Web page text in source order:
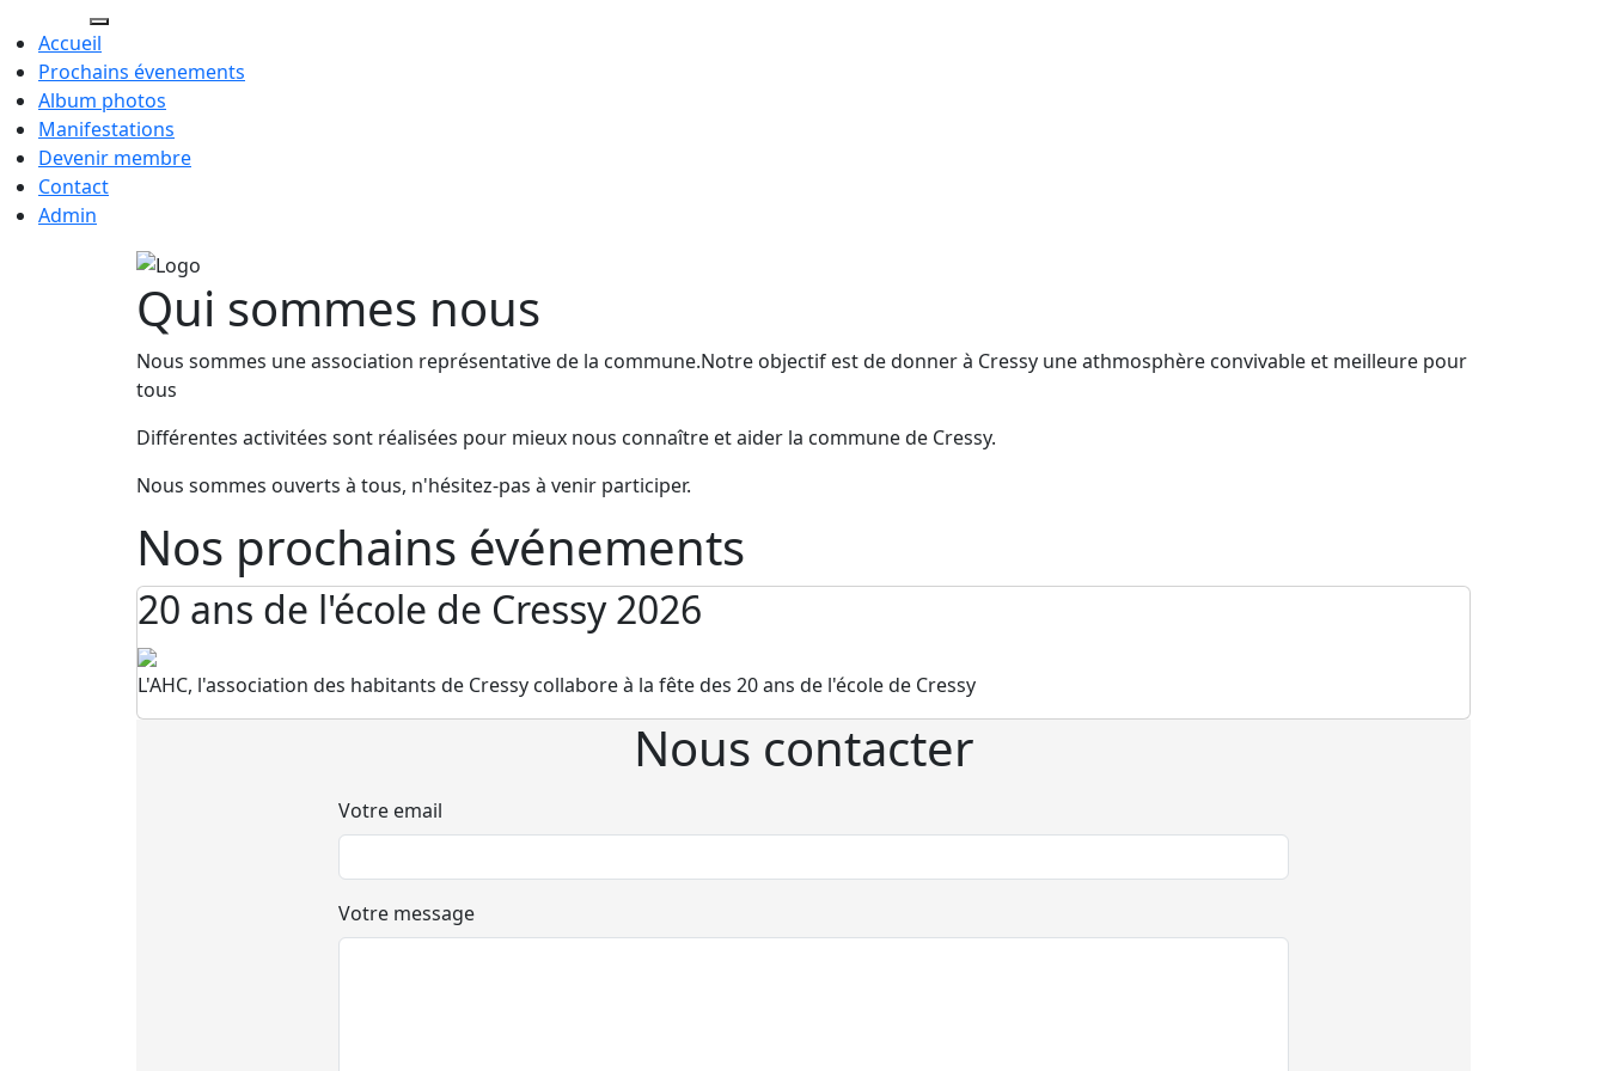
Accueil
Prochains évenements
Album photos
Manifestations
Devenir membre
Contact
Admin
Qui sommes nous
Nous sommes une association représentative de la commune.Notre objectif est de donner à Cressy une athmosphère convivable et meilleure pour
tous
Différentes activitées sont réalisées pour mieux nous connaître et aider la commune de Cressy.
Nous sommes ouverts à tous, n'hésitez-pas à venir participer.
Nos prochains événements
20 ans de l'école de Cressy 2026
L'AHC, l'association des habitants de Cressy collabore à la fête des 20 ans de l'école de Cressy
Nous contacter
Votre email
Votre message